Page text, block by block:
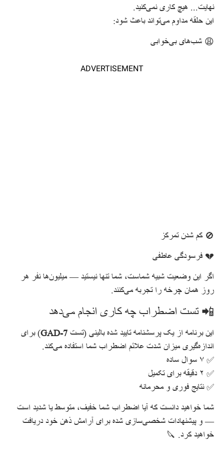
نهایت... هیچ کاری نمی‌کنید.
این حلقه مداوم می‌تواند باعث شود:
😩 شب‌های بی‌خوابی
ADVERTISEMENT
🚫 کم شدن تمرکز
💔 فرسودگی عاطفی
اگر این وضعیت شبیه شماست، شما تنها نیستید — میلیون‌ها نفر هر
روز همان چرخه را تجربه می‌کنند.
📲 تست اضطراب چه کاری انجام می‌دهد
این برنامه از یک پرسشنامه تایید شده بالینی (تست GAD-7) برای
اندازه‌گیری میزان شدت علائم اضطراب شما استفاده می‌کند.
✅ ۷ سوال ساده
✅ ۲ دقیقه برای تکمیل
✅ نتایج فوری و محرمانه
شما خواهید دانست که آیا اضطراب شما خفیف، متوسط یا شدید است
— و پیشنهادات شخصی‌سازی شده برای آرامش ذهن خود دریافت
خواهید کرد. 🔪